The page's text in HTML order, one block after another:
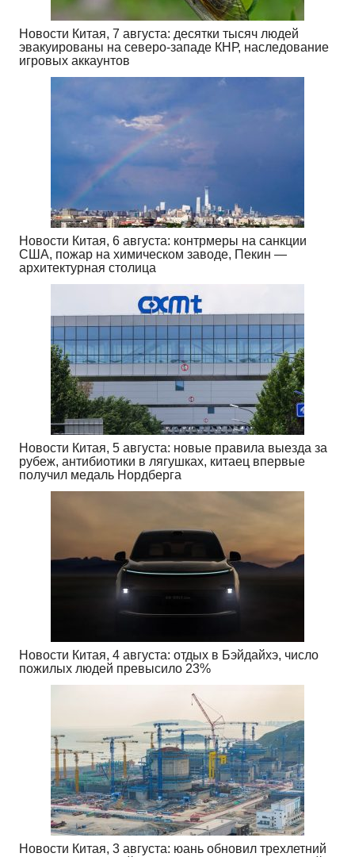
Новости Китая, 7 августа: десятки тысяч людей
эвакуированы на северо-западе КНР, наследование
игровых аккаунтов
Новости Китая, 6 августа: контрмеры на санкции
США, пожар на химическом заводе, Пекин —
архитектурная столица
Новости Китая, 5 августа: новые правила выезда за
рубеж, антибиотики в лягушках, китаец впервые
получил медаль Нордберга
Новости Китая, 4 августа: отдых в Бэйдайхэ, число
пожилых людей превысило 23%
Новости Китая, 3 августа: юань обновил трехлетний